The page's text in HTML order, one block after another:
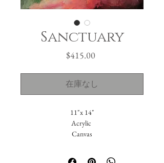
Sanctuary
$415.00価
在庫なし
11"x 14"
Acrylic
Canvas